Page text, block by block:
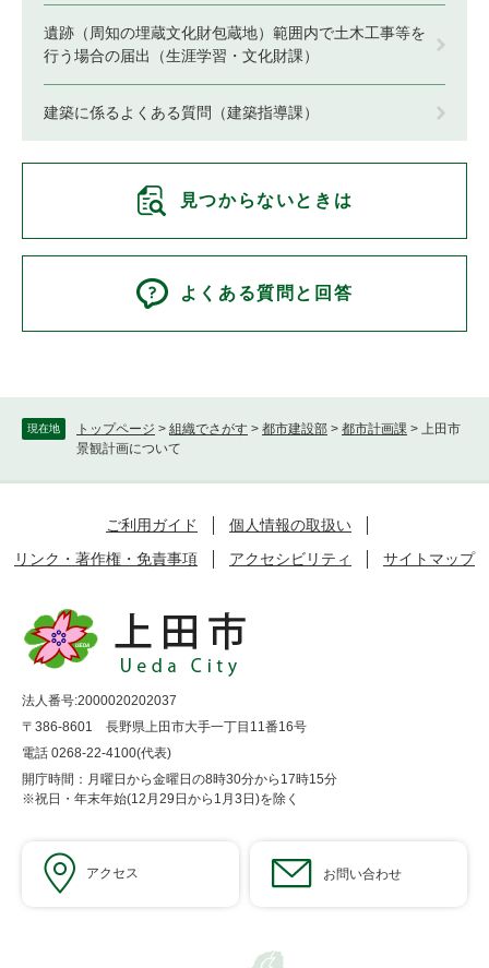
現在地 トップページ > 組織でさがす > 都市建設部 > 都市計画課 > 上田市
景観計画について
遺跡（周知の埋蔵文化財包蔵地）範囲内で土木工事等を
行う場合の届出（生涯学習・文化財課）
建築に係るよくある質問（建築指導課）
見つからないときは
よくある質問と回答
ご利用ガイド
個人情報の取扱い
リンク・著作権・免責事項
アクセシビリティ サイトマップ
法人番号:2000020202037
〒386-8601 長野県上田市大手一丁目11番16号
電話 0268-22-4100(代表)
開庁時間：月曜日から金曜日の8時30分から17時15分
※祝日・年末年始(12月29日から1月3日)を除く
アクセス お問い合わせ